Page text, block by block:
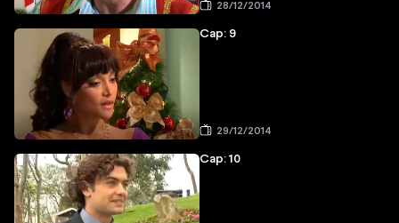
28/12/2014
Cap: 9
29/12/2014
Cap: 10